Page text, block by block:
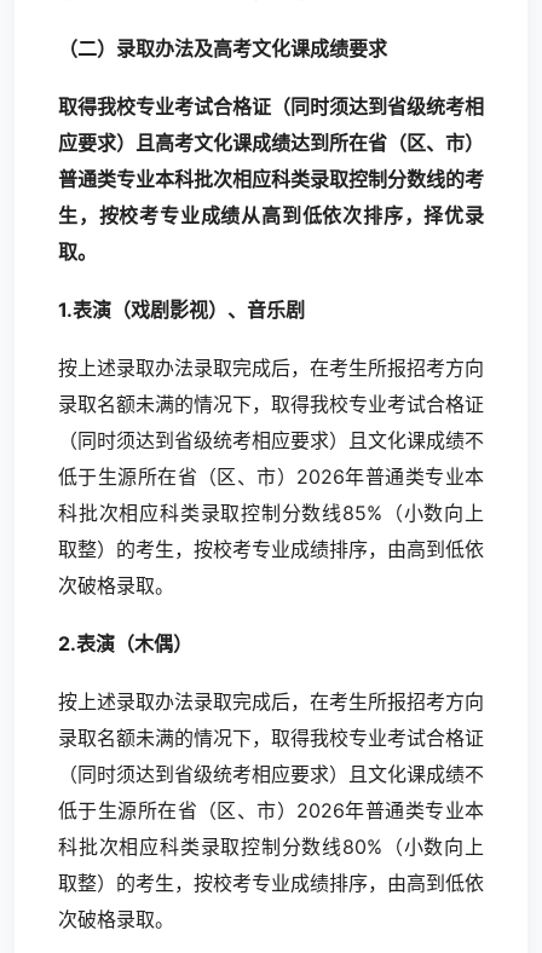
（二）录取办法及高考文化课成绩要求
取得我校专业考试合格证（同时须达到省级统考相
应要求）且高考文化课成绩达到所在省（区、市）
普通类专业本科批次相应科类录取控制分数线的考
生，按校考专业成绩从高到低依次排序，择优录
取。
1.表演（戏剧影视）、音乐剧
按上述录取办法录取完成后，在考生所报招考方向
录取名额未满的情况下，取得我校专业考试合格证
（同时须达到省级统考相应要求）且文化课成绩不
低于生源所在省（区、市）2026年普通类专业本
科批次相应科类录取控制分数线85%（小数向上
取整）的考生，按校考专业成绩排序，由高到低依
次破格录取。
2.表演（木偶）
按上述录取办法录取完成后，在考生所报招考方向
录取名额未满的情况下，取得我校专业考试合格证
（同时须达到省级统考相应要求）且文化课成绩不
低于生源所在省（区、市）2026年普通类专业本
科批次相应科类录取控制分数线80%（小数向上
取整）的考生，按校考专业成绩排序，由高到低依
次破格录取。